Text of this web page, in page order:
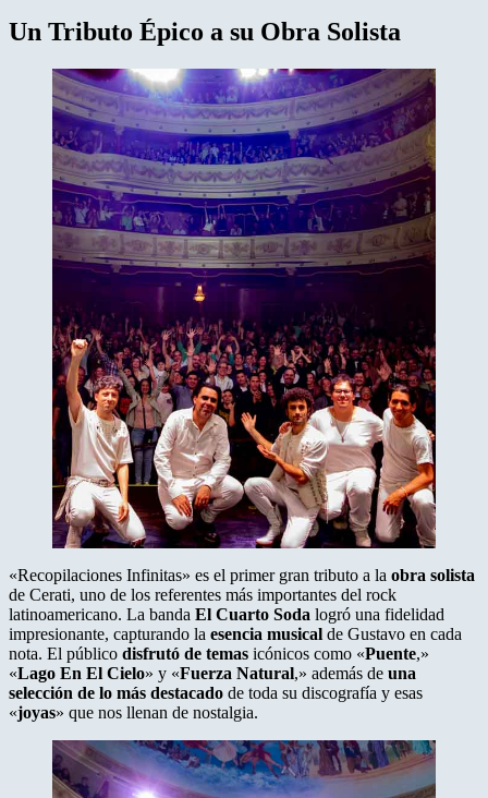
Un Tributo Épico a su Obra Solista
«Recopilaciones Infinitas» es el primer gran tributo a la obra solista
de Cerati, uno de los referentes más importantes del rock
latinoamericano. La banda El Cuarto Soda logró una fidelidad
impresionante, capturando la esencia musical de Gustavo en cada
nota. El público disfrutó de temas icónicos como «Puente,»
«Lago En El Cielo» y «Fuerza Natural,» además de una
selección de lo más destacado de toda su discografía y esas
«joyas» que nos llenan de nostalgia.